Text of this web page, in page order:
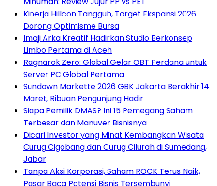
Kinerja Hillcon Tangguh, Target Ekspansi 2026
Dorong Optimisme Bursa
Imaji Arka Kreatif Hadirkan Studio Berkonsep
Limbo Pertama di Aceh
Ragnarok Zero: Global Gelar OBT Perdana untuk
Server PC Global Pertama
Sundown Markette 2026 GBK Jakarta Berakhir 14
Maret, Ribuan Pengunjung Hadir
Siapa Pemilik DMAS? Ini 15 Pemegang Saham
Terbesar dan Manuver Bisnisnya
Dicari Investor yang Minat Kembangkan Wisata
Curug Cigobang dan Curug Cilurah di Sumedang,
Jabar
Tanpa Aksi Korporasi, Saham ROCK Terus Naik,
Pasar Baca Potensi Bisnis Tersembunyi